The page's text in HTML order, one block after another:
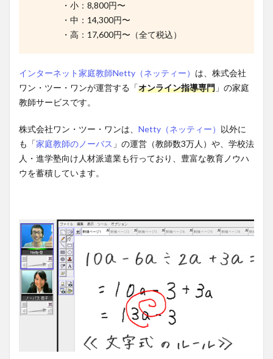
・小：8,800円〜
・中：14,300円〜
・高：17,600円〜（全て税込）
インターネット家庭教師Netty（ネッティー） は、株式会社
ワン・ツー・ワンが運営する「オンライン指導専門 」の家庭
教師サービスです。
株式会社ワン・ツー・ワンは、 Netty（ネッティー） 以外に
も「家庭教師のノーバス 」の運営（教師数3万人）や、学校法
人・進学塾向け人材派遣業も行っており、豊富な教育ノウハ
ウを蓄積しています。